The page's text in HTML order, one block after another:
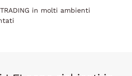
TRADING in molti ambienti